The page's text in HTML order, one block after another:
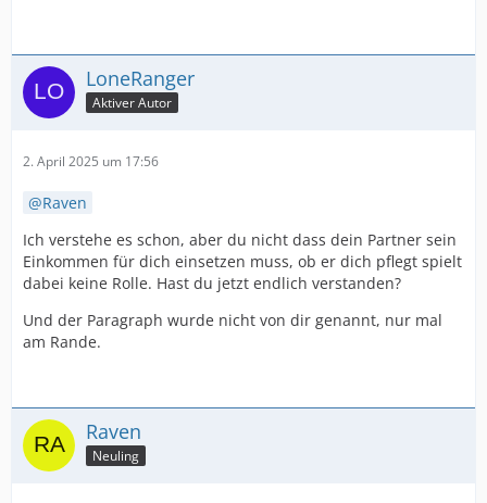
LoneRanger
Aktiver Autor
2. April 2025 um 17:56
Raven
Ich verstehe es schon, aber du nicht dass dein Partner sein
Einkommen für dich einsetzen muss, ob er dich pflegt spielt
dabei keine Rolle. Hast du jetzt endlich verstanden?
Und der Paragraph wurde nicht von dir genannt, nur mal
am Rande.
Raven
Neuling